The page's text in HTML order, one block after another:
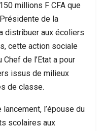
millions F CFA que
de la
distribuer aux écoliers
cette action sociale
de l’Etat a pour
issus de milieux
de classe.
l’épouse du
scolaires aux